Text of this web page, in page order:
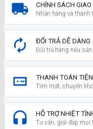
CHÍNH SÁCH GIAO
Nhận hàng và thanh
ĐỔI TRẢ DỄ DÀNG
Đổi trả hàng nếu
THANH TOÁN
Tiền mặt, chuyển
HỖ TRỢ NHIỆT
Tư vấn, giải đáp mọi